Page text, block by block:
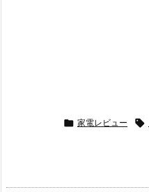
 家電レビュー 